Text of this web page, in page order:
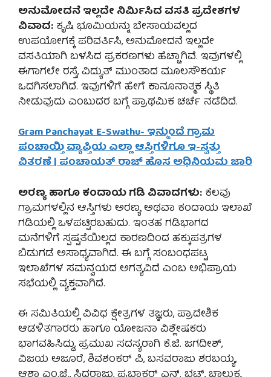
ಅನುಮೋದನೆ ಇಲ್ಲದೇ ನಿರ್ಮಿಸಿದ ವಸತಿ ಪ್ರದೇಶಗಳ
ವಿವಾದ: ಕೃಷಿ ಭೂಮಿಯನ್ನು ಬೇಸಾಯವಲ್ಲದ
ಉಪಯೋಗಕ್ಕೆ ಪರಿವರ್ತಿಸಿ, ಅನುಮೋದನೆ ಇಲ್ಲದೇ
ವಸತಿಯಾಗಿ ಬಳಸಿದ ಪ್ರಕರಣಗಳು ಹೆಚ್ಚಾಗಿವೆ. ಇವುಗಳಲ್ಲಿ
ಈಗಾಗಲೇ ರಸ್ತೆ, ವಿದ್ಯುತ್ ಮುಂತಾದ ಮೂಲಸೌಕರ್ಯ
ಒದಗಿಸಲಾಗಿದೆ. ಇವುಗಳಿಗೆ ಹೇಗೆ ಕಾನೂನಾತ್ಮಕ ಸ್ಥಿತಿ
ನೀಡುವುದು ಎಂಬುದರ ಬಗ್ಗೆ ಪ್ರಾಥಮಿಕ ಚರ್ಚೆ ನಡೆದಿದೆ.
Gram Panchayat E-Swathu- ಇನ್ಮುಂದೆ ಗ್ರಾಮ
ಪಂಚಾಯ್ತಿ ವ್ಯಾಪ್ತಿಯ ಎಲ್ಲಾ ಆಸ್ತಿಗಳಿಗೂ ಇ-ಸ್ವತ್ತು
ವಿತರಣೆ | ಪಂಚಾಯತ್ ರಾಜ್ ಹೊಸ ಅಧಿನಿಯಮ ಜಾರಿ
ಅರಣ್ಯ ಹಾಗೂ ಕಂದಾಯ ಗಡಿ ವಿವಾದಗಳು: ಕೆಲವು
ಗ್ರಾಮಗಳಲ್ಲಿನ ಆಸ್ತಿಗಳು ಅರಣ್ಯ ಅಥವಾ ಕಂದಾಯ ಇಲಾಖೆ
ಗಡಿಯಲ್ಲಿ ಒಳಪಟ್ಟಿರಬಹುದು. ಇಂತಹ ಗಡಿಭಾಗದ
ಮನೆಗಳಿಗೆ ಸ್ಪಷ್ಟತೆಯಿಲ್ಲದ ಕಾರಣದಿಂದ ಹಕ್ಕುಪತ್ರಗಳ
ಬಿಡುಗಡೆ ಅಸಾಧ್ಯವಾಗಿದೆ. ಈ ಬಗ್ಗೆ ಸಂಬಂಧಪಟ್ಟ
ಇಲಾಖೆಗಳ ಸಮನ್ವಯದ ಅಗತ್ಯವಿದೆ ಎಂಬ ಅಭಿಪ್ರಾಯ
ಸಭೆಯಲ್ಲಿ ವ್ಯಕ್ತವಾಗಿದೆ.
ಈ ಸಮಿತಿಯಲ್ಲಿ ವಿವಿಧ ಕ್ಷೇತ್ರಗಳ ತಜ್ಞರು, ಪ್ರಾದೇಶಿಕ
ಆಡಳಿತಗಾರರು ಹಾಗೂ ಯೋಜನಾ ವಿಶ್ಲೇಷಕರು
ಭಾಗವಹಿಸಿದ್ದು, ಪ್ರಮುಖ ಸದಸ್ಯರಾಗಿ ಕೆ.ಜಿ. ಜಗದೀಶ್,
ವಿಜಯ ಅಜೂರೆ, ಶಿವಶಂಕರ್ ಪಿ, ಬಸವರಾಜು ಶರಬಯ್ಯ,